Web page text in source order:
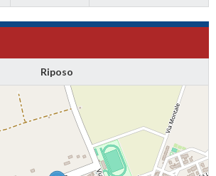
Riposo